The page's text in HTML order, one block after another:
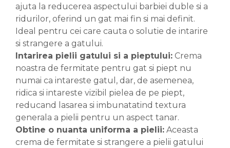
ajuta la reducerea aspectului barbiei duble si a
ridurilor, oferind un gat mai fin si mai definit.
Ideal pentru cei care cauta o solutie de intarire
si strangere a gatului.
Intarirea pielii gatului si a pieptului: Crema
noastra de fermitate pentru gat si piept nu
numai ca intareste gatul, dar, de asemenea,
ridica si intareste vizibil pielea de pe piept,
reducand lasarea si imbunatatind textura
generala a pielii pentru un aspect tanar.
Obtine o nuanta uniforma a pielii: Aceasta
crema de fermitate si strangere a pielii gatului